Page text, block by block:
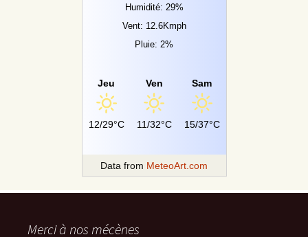
Humidité: 29%
Vent: 12.6Kmph
Pluie: 2%
Jeu
12/29°C
Ven
11/32°C
Sam
15/37°C
Data from MeteoArt.com
Merci à nos mécènes